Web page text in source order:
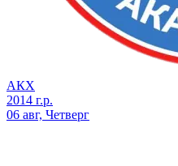
АКХ
2014 г.р.
06 авг, Четверг